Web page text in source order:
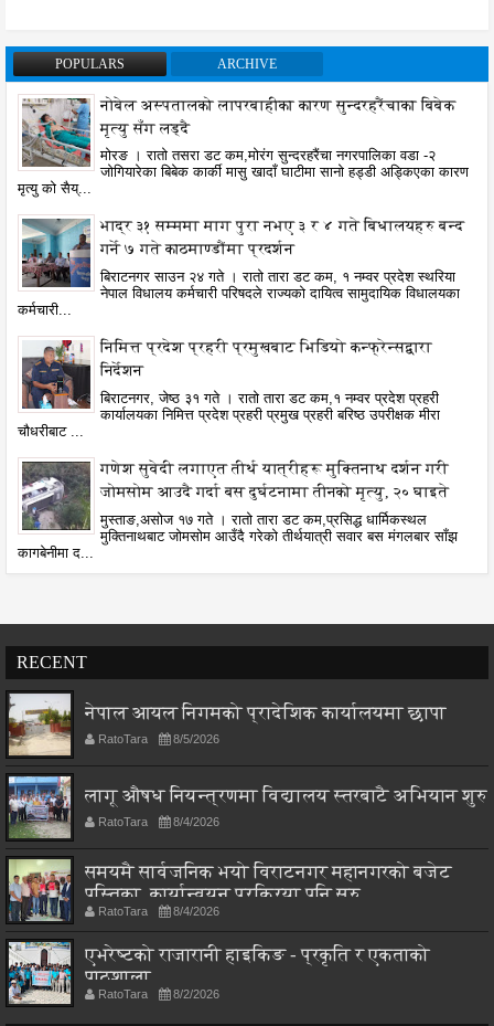
POPULARS ARCHIVE
नोबेल अस्पतालको लापरबाहीका कारण सुन्दरहरैंचाका बिबेक
मृत्यु सँग लड्दै
मोरङ । रातो तसरा डट कम,मोरंग सुन्दरहरैंचा नगरपालिका वडा -२
जोगियारेका बिबेक कार्की मासु खादाँ घाटीमा सानो हड्डी अड्किएका कारण
मृत्यु को सैय्...
भाद्र ३१ सम्ममा माग पुरा नभए ३ र ४ गते बिधालयहरु बन्द
गर्ने ७ गते काठमाण्डौंमा प्रदर्शन
बिराटनगर साउन २४ गते । रातो तारा डट कम, १ नम्वर प्रदेश स्थरिया
नेपाल विधालय कर्मचारी परिषदले राज्यको दायित्व सामुदायिक विधालयका
कर्मचारी...
निमित्त प्रदेश प्रहरी प्रमुखबाट भिडियो कन्फ्रेन्सद्वारा
निर्देशन
बिराटनगर, जेष्ठ ३१ गते । रातो तारा डट कम,१ नम्वर प्रदेश प्रहरी
कार्यालयका निमित्त प्रदेश प्रहरी प्रमुख प्रहरी बरिष्ठ उपरीक्षक मीरा
चौधरीबाट ...
गणेश सुवेदी लगाएत तीर्थ यात्रीहरू मुक्तिनाथ दर्शन गरी
जोमसोम आउदै गर्दा बस दुर्घटनामा तीनको मृत्यु, २० घाइते
मुस्ताङ,असोज १७ गते । रातो तारा डट कम,प्रसिद्ध धार्मिकस्थल
मुक्तिनाथबाट जोमसोम आउँदै गरेको तीर्थयात्री सवार बस मंगलबार साँझ
कागबेनीमा द...
RECENT
नेपाल आयल निगमको प्रादेशिक कार्यालयमा छापा
RatoTara 8/5/2026
लागू औषध नियन्त्रणमा विद्यालय स्तरबाटै अभियान शुरु
RatoTara 8/4/2026
समयमै सार्वजनिक भयो विराटनगर महानगरको बजेट
पुस्तिका, कार्यान्वयन प्रक्रिया पनि सुरु
RatoTara 8/4/2026
एभरेष्टको राजारानी हाइकिङ - प्रकृति र एकताको
पाठशाला
RatoTara 8/2/2026